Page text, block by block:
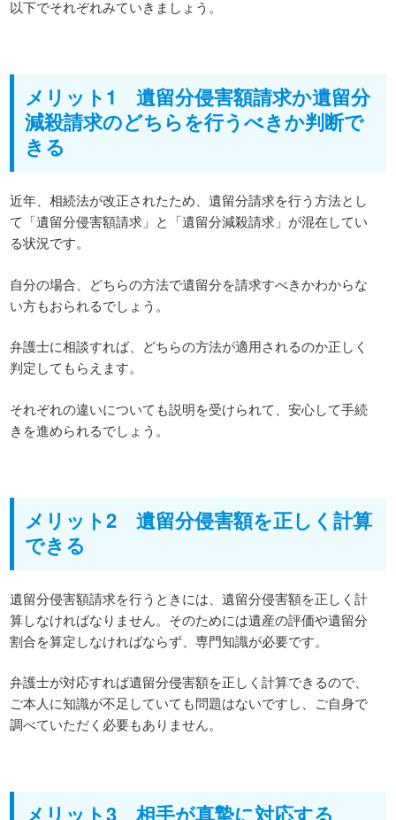
以下でそれぞれみていきましょう。
メリット1 遺留分侵害額請求か遺留分
減殺請求のどちらを行うべきか判断で
きる
近年、相続法が改正されたため、遺留分請求を行う方法とし
て「遺留分侵害額請求」と「遺留分減殺請求」が混在してい
る状況です。
自分の場合、どちらの方法で遺留分を請求すべきかわからな
い方もおられるでしょう。
弁護士に相談すれば、どちらの方法が適用されるのか正しく
判定してもらえます。
それぞれの違いについても説明を受けられて、安心して手続
きを進められるでしょう。
メリット2 遺留分侵害額を正しく計算
できる
遺留分侵害額請求を行うときには、遺留分侵害額を正しく計
算しなければなりません。そのためには遺産の評価や遺留分
割合を算定しなければならず、専門知識が必要です。
弁護士が対応すれば遺留分侵害額を正しく計算できるので、
ご本人に知識が不足していても問題はないですし、ご自身で
調べていただく必要もありません。
メリット3 相手が真摯に対応する